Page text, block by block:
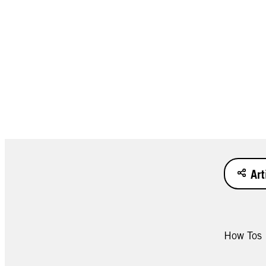
How Tos